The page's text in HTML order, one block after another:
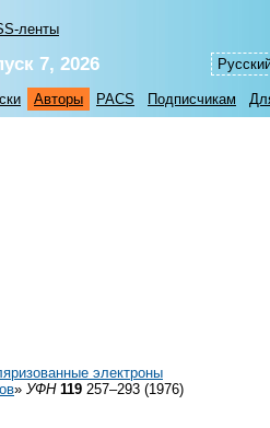
ленты
7, 2026
Авторы PACS Подписчикам
электроны
» УФН 119 257–293 (1976)